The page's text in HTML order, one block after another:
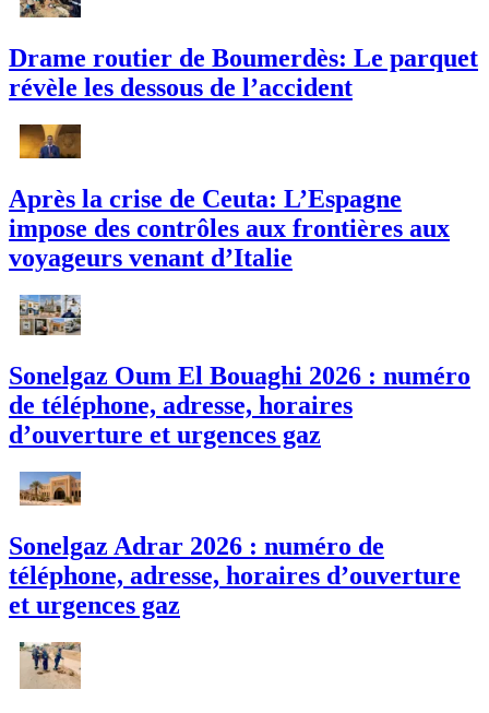
Drame routier de Boumerdès: Le parquet
révèle les dessous de l’accident
Après la crise de Ceuta: L’Espagne
impose des contrôles aux frontières aux
voyageurs venant d’Italie
Sonelgaz Oum El Bouaghi 2026 : numéro
de téléphone, adresse, horaires
d’ouverture et urgences gaz
Sonelgaz Adrar 2026 : numéro de
téléphone, adresse, horaires d’ouverture
et urgences gaz